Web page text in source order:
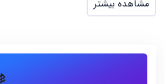
مشاهده بیشتر